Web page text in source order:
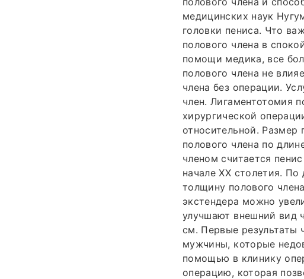
медицинских наук
головки пениса. Что
полового члена в
помощи медика, все
полового члена не
члена без операции.
член. Лигаментотомия
хирургической
относительной.
полового члена по
членом считается
начале ΧΧ столетия.
толщину полового
экстендера можно
улучшают внешний вид
см. Первые результаты
мужчины, которые
помощью в клинику
операцию, которая